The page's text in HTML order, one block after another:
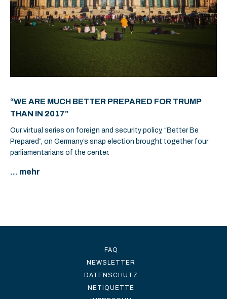
“WE ARE MUCH BETTER PREPARED FOR TRUMP
THAN IN 2017”
Our virtual series on foreign and security policy, “Better Be
Prepared”, on Germany’s snap election brought together four
parliamentarians of the center.
... mehr
FAQ
NEWSLETTER
DATENSCHUTZ
NETIQUETTE